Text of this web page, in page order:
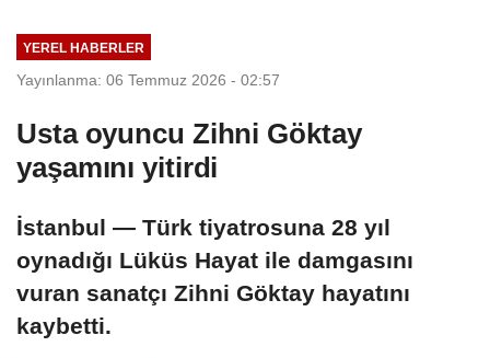
YEREL HABERLER
Yayınlanma: 06 Temmuz 2026 - 02:57
Usta oyuncu Zihni Göktay
yaşamını yitirdi
İstanbul — Türk tiyatrosuna 28 yıl
oynadığı Lüküs Hayat ile damgasını
vuran sanatçı Zihni Göktay hayatını
kaybetti.